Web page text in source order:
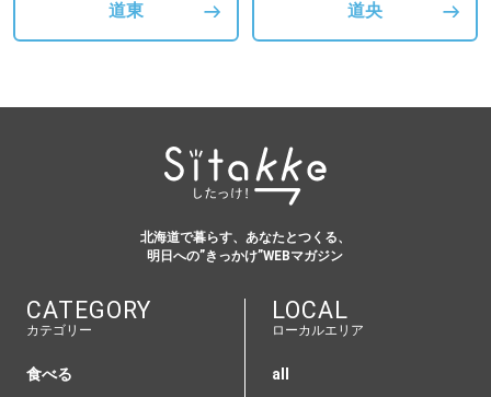
道東 道央
北海道で暮らす、あなたとつくる、
明日への”きっかけ”WEBマガジン
CATEGORY
カテゴリー
食べる
LOCAL
ローカルエリア
all